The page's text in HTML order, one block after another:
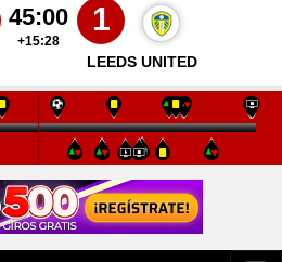
45:00
+15:28
1
LEEDS UNITED